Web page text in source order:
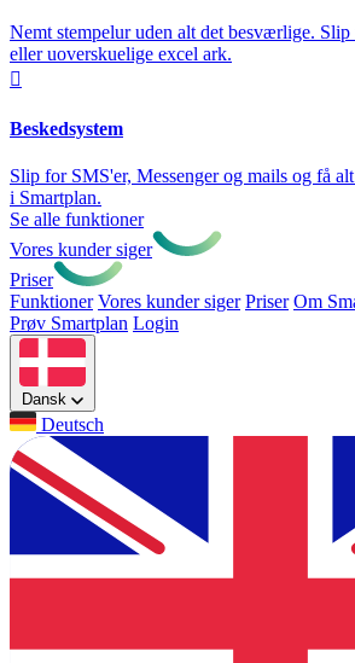
Nemt stempelur uden alt det besværlige.
eller uoverskuelige excel ark.

Beskedsystem
Slip for SMS'er, Messenger og mails og få
i Smartplan.
Se alle funktioner
Vores kunder siger
Priser
Funktioner Vores kunder siger Priser Om
Prøv Smartplan Login
Dansk
Deutsch